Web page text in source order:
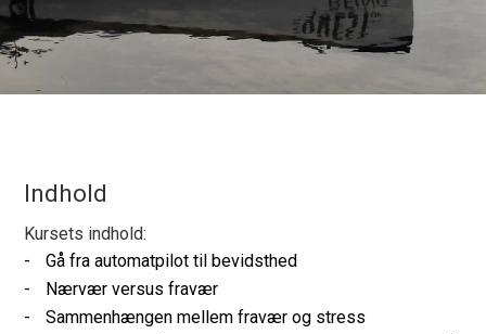
Indhold
Kursets indhold:
Gå fra automatpilot til bevidsthed
Nærvær versus fravær
Sammenhængen mellem fravær og stress